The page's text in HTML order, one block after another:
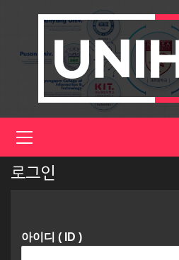
Menu
로그인
아이디 ( ID )